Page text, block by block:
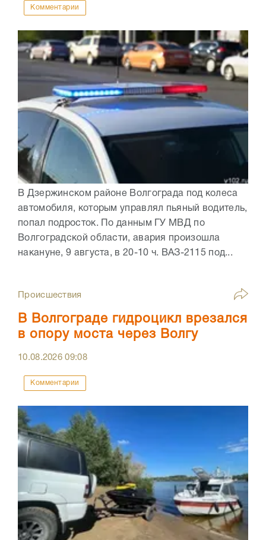
Комментарии
В Дзержинском районе Волгограда под колеса
автомобиля, которым управлял пьяный водитель,
попал подросток. По данным ГУ МВД по
Волгоградской области, авария произошла
накануне, 9 августа, в 20-10 ч. ВАЗ-2115 под...
Происшествия
В Волгограде гидроцикл врезался
в опору моста через Волгу
10.08.202609:08
Комментарии